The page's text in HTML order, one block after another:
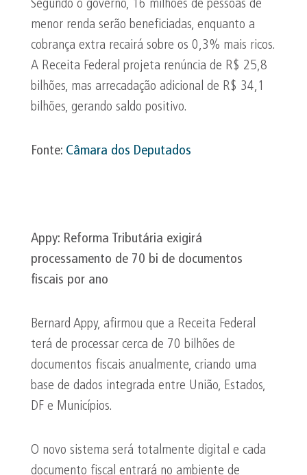
Segundo o governo, 16 milhões de pessoas de
menor renda serão beneficiadas, enquanto a
cobrança extra recairá sobre os 0,3% mais ricos.
A Receita Federal projeta renúncia de R$ 25,8
bilhões, mas arrecadação adicional de R$ 34,1
bilhões, gerando saldo positivo.
Fonte: Câmara dos Deputados
Appy: Reforma Tributária exigirá
processamento de 70 bi de documentos
fiscais por ano
Bernard Appy, afirmou que a Receita Federal
terá de processar cerca de 70 bilhões de
documentos fiscais anualmente, criando uma
base de dados integrada entre União, Estados,
DF e Municípios.
O novo sistema será totalmente digital e cada
documento fiscal entrará no ambiente de